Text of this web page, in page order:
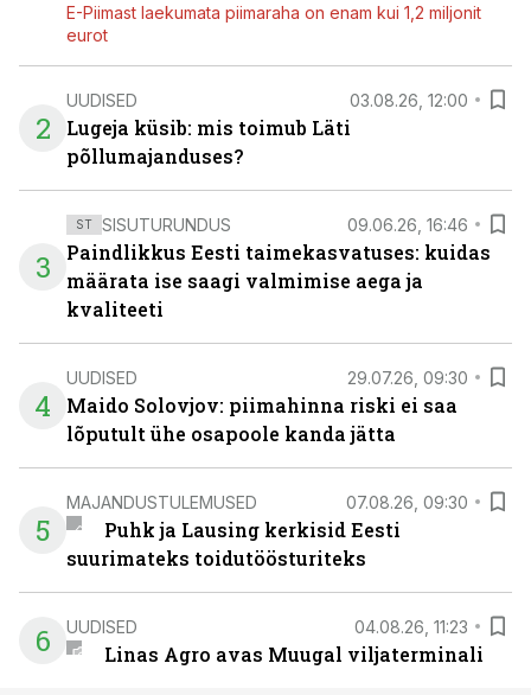
E-Piimast laekumata piimaraha on enam kui 1,2 miljonit
eurot
2
UUDISED 03.08.26, 12:00
Lugeja küsib: mis toimub Läti
põllumajanduses?
3
ST SISUTURUNDUS 09.06.26, 16:46
Paindlikkus Eesti taimekasvatuses: kuidas
määrata ise saagi valmimise aega ja
kvaliteeti
4
UUDISED 29.07.26, 09:30
Maido Solovjov: piimahinna riski ei saa
lõputult ühe osapoole kanda jätta
5
MAJANDUSTULEMUSED 07.08.26, 09:30
Puhk ja Lausing kerkisid Eesti
suurimateks toidutöösturiteks
6 UUDISED 04.08.26, 11:23
Linas Agro avas Muugal viljaterminali